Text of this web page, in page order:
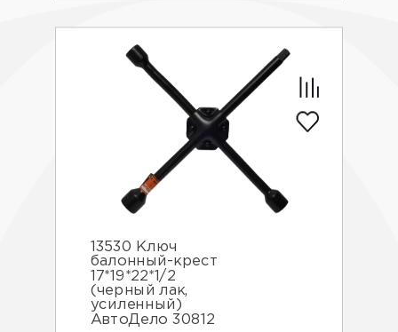
13530 Ключ
балонный-крест
17*19*22*1/2
(черный лак,
усиленный)
АвтоДело 30812